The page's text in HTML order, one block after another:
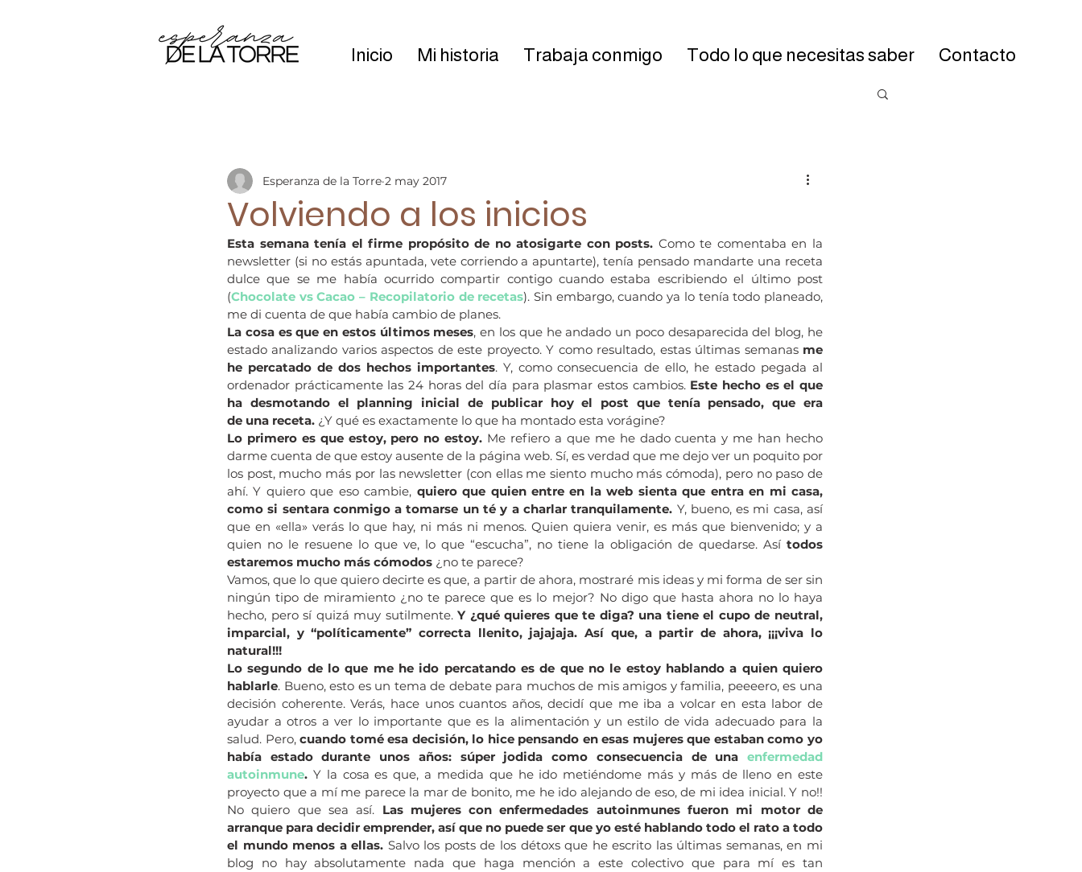
Inicio Mi historia Trabaja conmigo Todo lo que necesitas saber Contacto
Volviendo a los inicios
Esperanza de la Torre 2 may 2017
Esta semana tenía el firme propósito de no atosigarte con posts. Como te comentaba en la
newsletter (si no estás apuntada, vete corriendo a apuntarte), tenía pensado mandarte una receta
dulce que se me había ocurrido compartir contigo cuando estaba escribiendo el último post
(Chocolate vs Cacao – Recopilatorio de recetas). Sin embargo, cuando ya lo tenía todo planeado,
me di cuenta de que había cambio de planes.
La cosa es que en estos últimos meses, en los que he andado un poco desaparecida del blog, he
estado analizando varios aspectos de este proyecto. Y como resultado, estas últimas semanas me
he percatado de dos hechos importantes. Y, como consecuencia de ello, he estado pegada al
ordenador prácticamente las 24 horas del día para plasmar estos cambios. Este hecho es el que
ha desmotando el planning inicial de publicar hoy el post que tenía pensado, que era
de una receta. ¿Y qué es exactamente lo que ha montado esta vorágine?
Lo primero es que estoy, pero no estoy. Me refiero a que me he dado cuenta y me han hecho
darme cuenta de que estoy ausente de la página web. Sí, es verdad que me dejo ver un poquito por
los post, mucho más por las newsletter (con ellas me siento mucho más cómoda), pero no paso de
ahí. Y quiero que eso cambie, quiero que quien entre en la web sienta que entra en mi casa,
como si sentara conmigo a tomarse un té y a charlar tranquilamente. Y, bueno, es mi casa, así
que en «ella» verás lo que hay, ni más ni menos. Quien quiera venir, es más que bienvenido; y a
quien no le resuene lo que ve, lo que “escucha”, no tiene la obligación de quedarse. Así todos
estaremos mucho más cómodos ¿no te parece?
Vamos, que lo que quiero decirte es que, a partir de ahora, mostraré mis ideas y mi forma de ser sin
ningún tipo de miramiento ¿no te parece que es lo mejor? No digo que hasta ahora no lo haya
hecho, pero sí quizá muy sutilmente. Y ¿qué quieres que te diga? una tiene el cupo de neutral,
imparcial, y “políticamente” correcta llenito, jajajaja. Así que, a partir de ahora, ¡¡¡viva lo
natural!!!
Lo segundo de lo que me he ido percatando es de que no le estoy hablando a quien quiero
hablarle. Bueno, esto es un tema de debate para muchos de mis amigos y familia, peeeero, es una
decisión coherente. Verás, hace unos cuantos años, decidí que me iba a volcar en esta labor de
ayudar a otros a ver lo importante que es la alimentación y un estilo de vida adecuado para la
salud. Pero, cuando tomé esa decisión, lo hice pensando en esas mujeres que estaban como yo
había estado durante unos años: súper jodida como consecuencia de una enfermedad
autoinmune. Y la cosa es que, a medida que he ido metiéndome más y más de lleno en este
proyecto que a mí me parece la mar de bonito, me he ido alejando de eso, de mi idea inicial. Y no!!
No quiero que sea así. Las mujeres con enfermedades autoinmunes fueron mi motor de
arranque para decidir emprender, así que no puede ser que yo esté hablando todo el rato a todo
el mundo menos a ellas. Salvo los posts de los détoxs que he escrito las últimas semanas, en mi
blog no hay absolutamente nada que haga mención a este colectivo que para mí es tan